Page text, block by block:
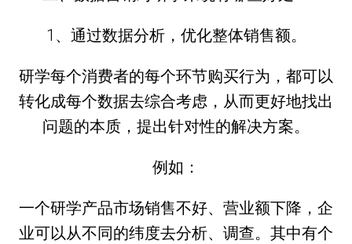
1、通过数据分析，优化整体销售额。
研学每个消费者的每个环节购买行为，都可以
转化成每个数据去综合考虑，从而更好地找出
问题的本质，提出针对性的解决方案。
例如：
一个研学产品市场销售不好、营业额下降，企
业可以从不同的纬度去分析、调查。其中有个